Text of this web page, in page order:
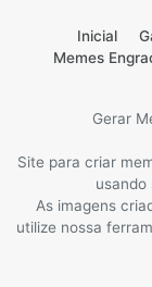
Inicial
Memes
Gerar
Site para criar
usando
As imagens
utilize nossa